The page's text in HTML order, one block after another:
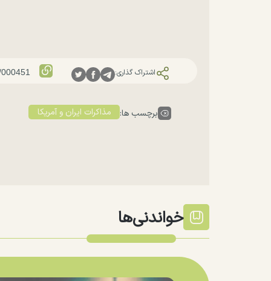
اشتراک گذاری:
برچسب ها: مذاکرات ایران و آمریکا
خواندنی‌ها